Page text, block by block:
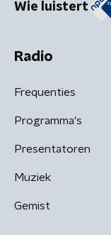
Wie luistert
Radio
Frequenties
Programma's
Presentatoren
Muziek
Gemist